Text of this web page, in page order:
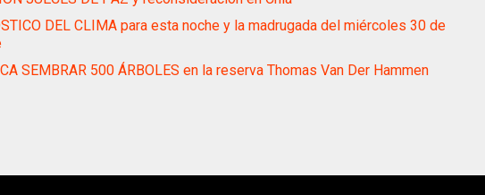
DEL CLIMA para esta noche y la madrugada del miércoles 30 de
SEMBRAR 500 ÁRBOLES en la reserva Thomas Van Der Hammen